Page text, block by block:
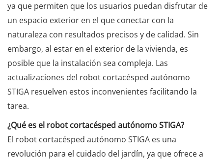
ya que permiten que los usuarios puedan disfrutar de
un espacio exterior en el que conectar con la
naturaleza con resultados precisos y de calidad. Sin
embargo, al estar en el exterior de la vivienda, es
posible que la instalación sea compleja. Las
actualizaciones del robot cortacésped autónomo
STIGA resuelven estos inconvenientes facilitando la
tarea.
¿Qué es el robot cortacésped autónomo STIGA?
El robot cortacésped autónomo STIGA es una
revolución para el cuidado del jardín, ya que ofrece a